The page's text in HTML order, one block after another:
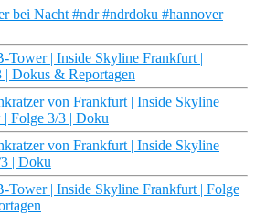
bei Nacht #ndr #ndrdoku #hannover
Tower | Inside Skyline Frankfurt |
| Dokus & Reportagen
von Frankfurt | Inside Skyline
Folge 3/3 | Doku
von Frankfurt | Inside Skyline
| Doku
Tower | Inside Skyline Frankfurt | Folge